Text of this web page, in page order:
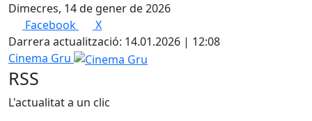
Dimecres, 14 de gener de 2026
Facebook
X
Darrera actualització: 14.01.2026 | 12:08
Cinema Gru
RSS
L'actualitat a un clic